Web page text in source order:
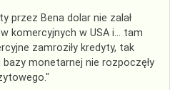
przez Bena dolar nie zalał
komercyjnych w USA i… tam
zamroziły kredyty, tak
monetarnej nie rozpoczęły